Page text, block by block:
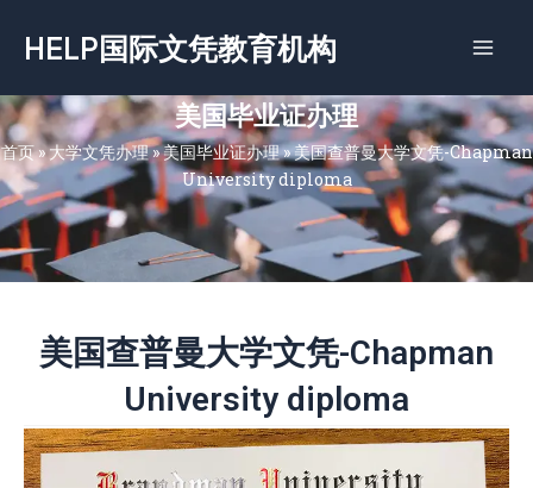
容
HELP国际文凭教育机构
美国毕业证办理
首页»大学文凭办理»美国毕业证办理»美国查普曼大学文凭-Chapman
University diploma
美国查普曼大学文凭-Chapman
University diploma